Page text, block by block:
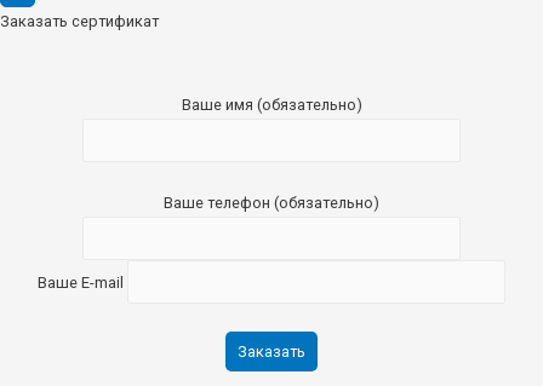
Заказать сертификат
Ваше имя (обязательно)
Ваше телефон (обязательно)
Ваше E-mail